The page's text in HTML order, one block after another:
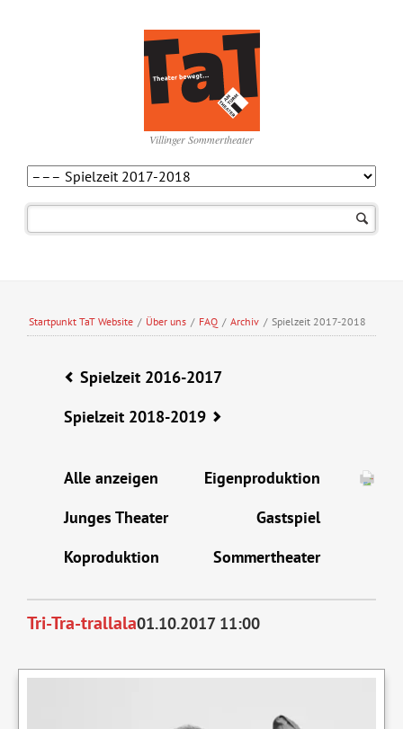
Villinger Sommertheater
Startpunkt TaT Website / Über uns / FAQ / Archiv / Spielzeit 2017-2018
Spielzeit 2016-2017
Spielzeit 2018-2019
Alle anzeigen
Eigenproduktion
Junges Theater
Gastspiel
Koproduktion
Sommertheater
Tri-Tra-trallala01.10.2017 11:00